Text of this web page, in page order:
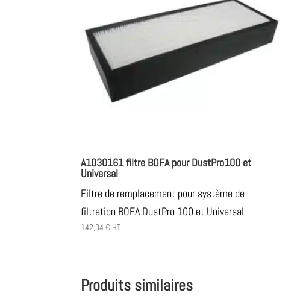
A1030161 filtre BOFA pour DustPro100 et
Universal
Filtre de remplacement pour système de
filtration BOFA DustPro 100 et Universal
142,04€ HT
Produits similaires